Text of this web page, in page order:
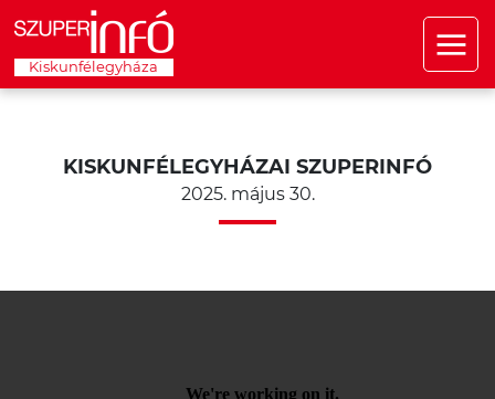
Kiskunfélegyháza
KISKUNFÉLEGYHÁZAI SZUPERINFÓ
2025. május 30.